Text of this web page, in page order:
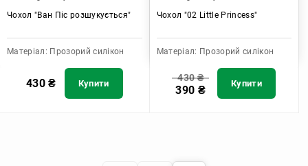
Чохол "Ван Піс розшукується"
Матеріал: Прозорий силікон
430₴ Купити
Чохол "02 Little Princess"
Матеріал: Прозорий силікон
430₴
390 ₴ Купити